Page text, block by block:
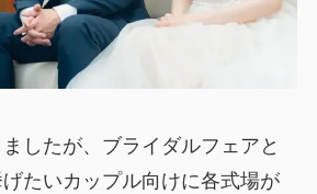
したが、ブライダルフェアと
たいカップル向けに各式場が